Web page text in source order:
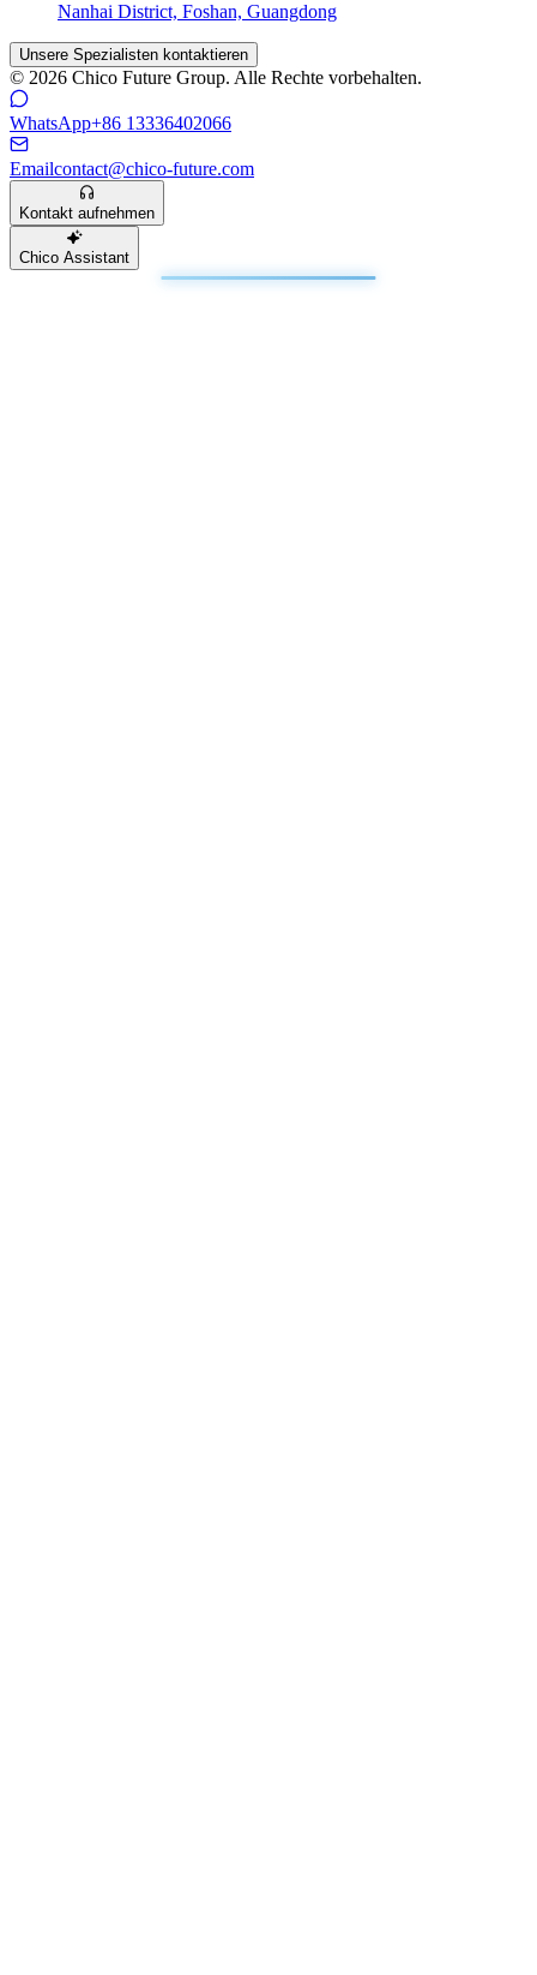
Nanhai District, Foshan, Guangdong
Unsere Spezialisten kontaktieren
© 2026 Chico Future Group. Alle Rechte vorbehalten.
WhatsApp+86 13336402066
Emailcontact@chico-future.com
Kontakt aufnehmen
Chico Assistant